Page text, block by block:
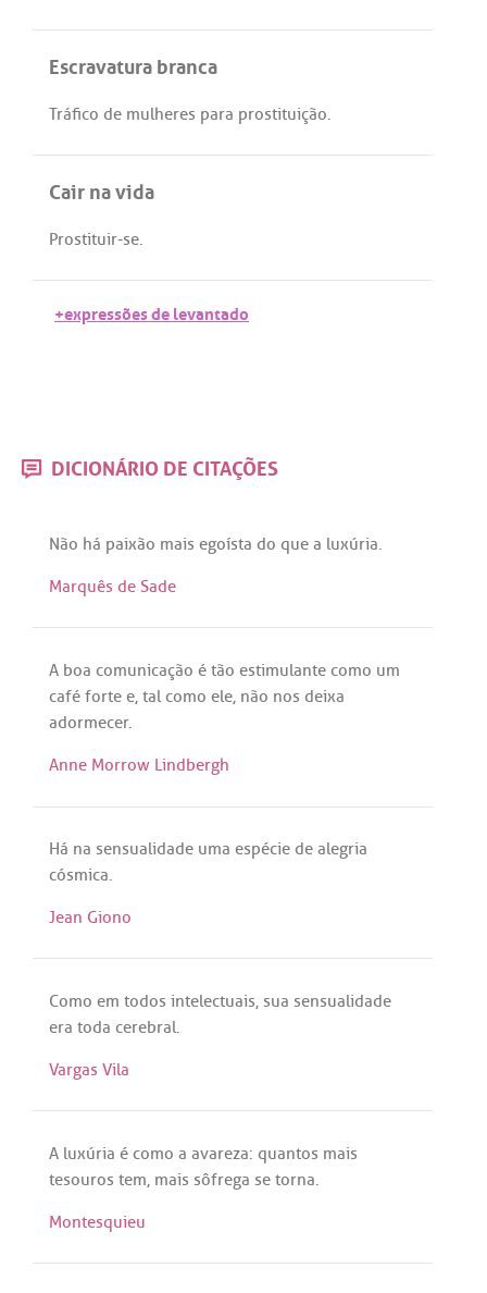
Escravatura branca
Tráfico de mulheres para prostituição.
Cair na vida
Prostituir-se.
+expressões de levantado
DICIONÁRIO DE CITAÇÕES
Não há paixão mais egoísta do que a luxúria.
Marquês de Sade
A boa comunicação é tão estimulante como um
café forte e, tal como ele, não nos deixa
adormecer.
Anne Morrow Lindbergh
Há na sensualidade uma espécie de alegria
cósmica.
Jean Giono
Como em todos intelectuais, sua sensualidade
era toda cerebral.
Vargas Vila
A luxúria é como a avareza: quantos mais
tesouros tem, mais sôfrega se torna.
Montesquieu